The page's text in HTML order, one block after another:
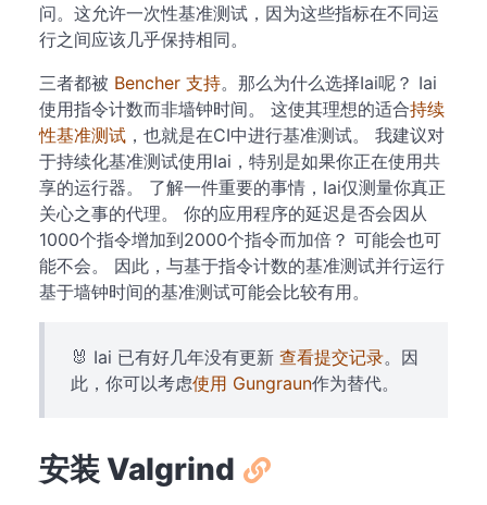
问。这允许一次性基准测试，因为这些指标在不同运
行之间应该几乎保持相同。
三者都被 Bencher 支持。那么为什么选择Iai呢？ Iai
使用指令计数而非墙钟时间。 这使其理想的适合持续
性基准测试 ，也就是在CI中进行基准测试。 我建议对
于持续化基准测试使用Iai，特别是如果你正在使用共
享的运行器。 了解一件重要的事情，Iai仅测量你真正
关心之事的代理。 你的应用程序的延迟是否会因从
1000个指令增加到2000个指令而加倍？ 可能会也可
能不会。 因此，与基于指令计数的基准测试并行运行
基于墙钟时间的基准测试可能会比较有用。
🐰 Iai 已有好几年没有更新 查看提交记录。因
此，你可以考虑使用 Gungraun作为替代。
安装 Valgrind